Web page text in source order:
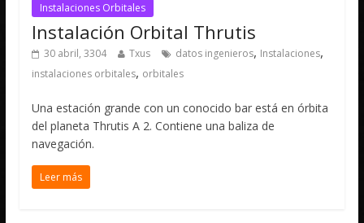
Instalaciones Orbitales
Instalación Orbital Thrutis
30 abril, 3304 Txus datos ingenieros, Instalaciones,
instalaciones orbitales, orbitales
Una estación grande con un conocido bar está en órbita
del planeta Thrutis A 2. Contiene una baliza de
navegación.
Leer más